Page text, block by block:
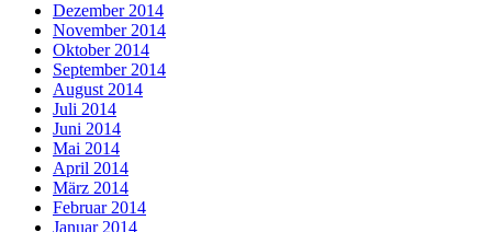
Dezember 2014
November 2014
Oktober 2014
September 2014
August 2014
Juli 2014
Juni 2014
Mai 2014
April 2014
März 2014
Februar 2014
Januar 2014